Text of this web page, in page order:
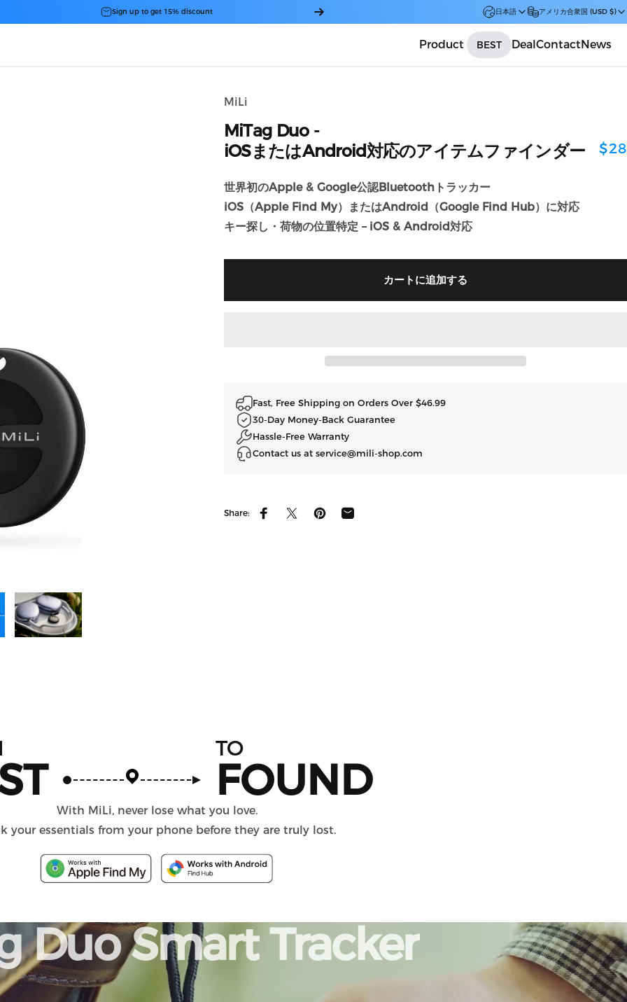
Sign up to get 15% discount
スライドショーを一時停止 日本語 アメリカ合衆国 (USD $)
Product BEST DealContactNews
MiLi
MiTag Duo -
iOSまたはAndroid対応のアイテムファインダー
世界初のApple & Google公認Bluetoothトラッカー
iOS（Apple Find My）またはAndroid（Google Find Hub）に対応
キー探し・荷物の位置特定 – iOS & Android対応
カートに追加する
Fast, Free Shipping on Orders Over $46.99
30-Day Money-Back Guarantee
Hassle-Free Warranty
Contact us at service@mili-shop.com
Share:
Facebookにシェア
ツイートするピン止めする
共有する
TO
FOUND
With MiLi, never lose what you love.
your essentials from your phone before they are truly lost.
Duo Smart Tracker